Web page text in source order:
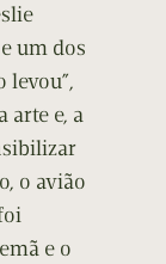
um dos
levou”,
arte e, a
o avião
e o